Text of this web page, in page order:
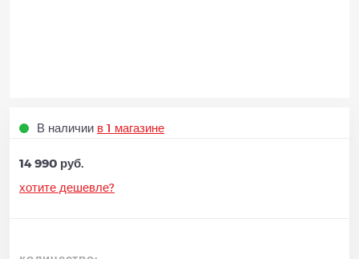
В наличии в 1 магазине
14 990 руб.
хотите дешевле?